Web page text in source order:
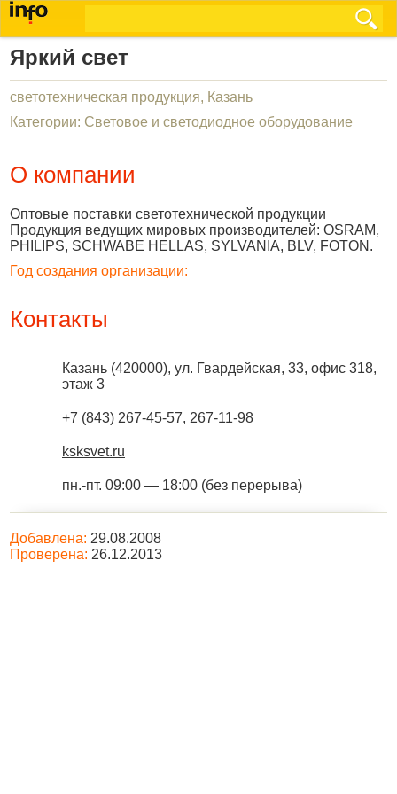
Яркий свет
светотехническая продукция, Казань
Категории: Световое и светодиодное оборудование
О компании
Оптовые поставки светотехнической продукции
Продукция ведущих мировых производителей: OSRAM,
PHILIPS, SCHWABE HELLAS, SYLVANIA, BLV, FOTON.
Год создания организации:
Контакты
Казань (420000), ул. Гвардейская, 33, офис 318,
этаж 3
+7 (843) 267-45-57, 267-11-98
ksksvet.ru
пн.-пт. 09:00 — 18:00 (без перерыва)
Добавлена: 29.08.2008
Проверена: 26.12.2013